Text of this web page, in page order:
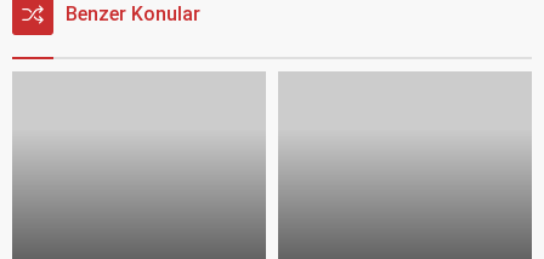
Benzer Konular